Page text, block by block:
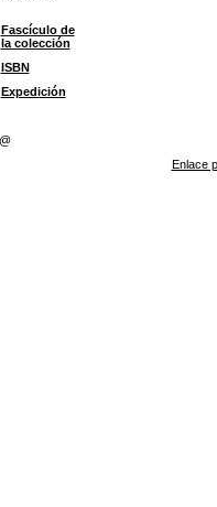
Fascículo de
la colección
ISBN
Expedición
Enlace